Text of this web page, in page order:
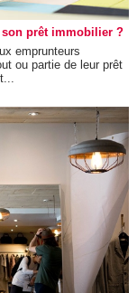
son prêt immobilier ?
emprunteurs
ou partie de leur prêt